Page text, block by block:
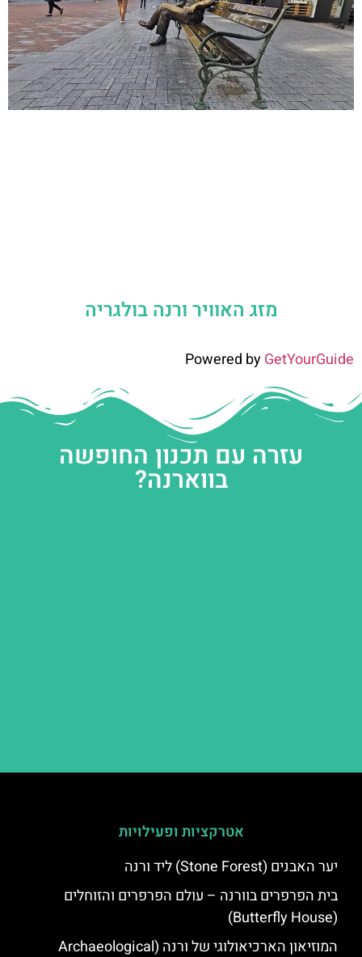
מזג האוויר ורנה בולגריה
Powered byGetYourGuide
עזרה עם תכנון החופשה
בווארנה?
אטרקציות ופעילויות
יער האבנים (Stone Forest) ליד ורנה
בית הפרפרים בוורנה – עולם הפרפרים והזוחלים
(Butterfly House)
המוזיאון הארכיאולוגי של ורנה (Archaeological